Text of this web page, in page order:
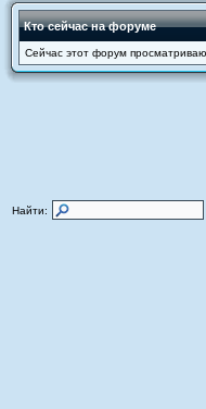
Кто сейчас на форуме
Сейчас этот форум
Найти: